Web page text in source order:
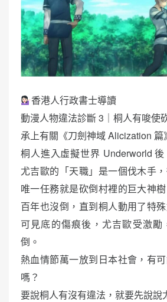
香港人行政書士導讀
動漫人物違法診斷 3｜桐人有唆使
承上有關《刀劍神域 Alicization 篇
桐人進入虛擬世界 Underworld
尤吉歐的「天職」是一個伐木手
唯一任務就是砍倒村裡的巨大神
百年也沒倒，直到桐人動用了特
可見底的傷痕後，尤吉歐受激勵
倒。
熱血情節萬一放到日本社會，有
嗎？
要說桐人有沒有違法，就要先說說